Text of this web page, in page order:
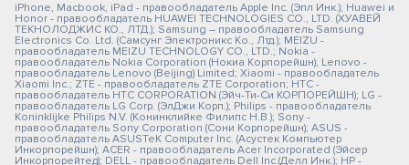
iPhone, Macbook, iPad - правообладатель Apple Inc. (Эпл Инк.); Huawei и
Honor - правообладатель HUAWEI TECHNOLOGIES CO., LTD. (ХУАВЕЙ
ТЕКНОЛОДЖИС КО., ЛТД.); Samsung – правообладатель Samsung
Electronics Co. Ltd. (Самсунг Электроникс Ко., Лтд.); MEIZU -
правообладатель MEIZU TECHNOLOGY CO., LTD.; Nokia -
правообладатель Nokia Corporation (Нокиа Корпорейшн); Lenovo -
правообладатель Lenovo (Beijing) Limited; Xiaomi - правообладатель
Xiaomi Inc.; ZTE - правообладатель ZTE Corporation; HTC -
правообладатель HTC CORPORATION (Эйч-Ти-Си КОРПОРЕЙШН); LG -
правообладатель LG Corp. (ЭлДжи Корп.); Philips - правообладатель
Koninklijke Philips N.V. (Конинклийке Филипс Н.В.); Sony -
правообладатель Sony Corporation (Сони Корпорейшн); ASUS -
правообладатель ASUSTeK Computer Inc. (Асустек Компьютер
Инкорпорейшн); ACER - правообладатель Acer Incorporated (Эйсер
Инкорпорейтед); DELL - правообладатель Dell Inc.(Делл Инк.); HP -